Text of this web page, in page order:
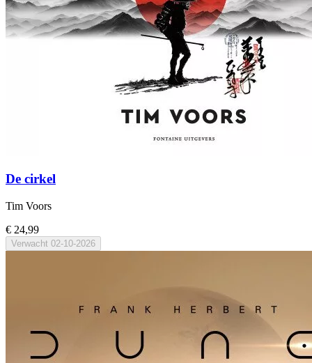
De cirkel
Tim Voors
€ 24,99
Verwacht 02-10-2026